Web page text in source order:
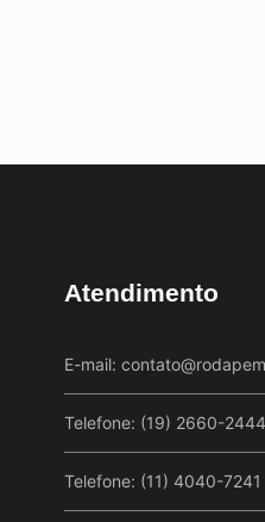
Atendimento
E-mail:
Telefone: (19) 2660-2444
Telefone: (11) 4040-7241